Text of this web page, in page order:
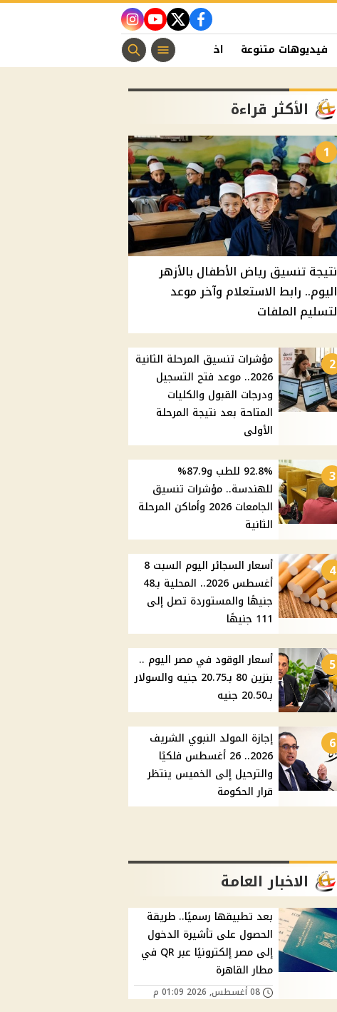
facebook
twitter
youtube
instagram
فيديوهات متنوعة اخبار الفن منوعات مسيحية
الأكثر قراءة
1
نتيجة تنسيق رياض الأطفال بالأزهر
اليوم.. رابط الاستعلام وآخر موعد
لتسليم الملفات
2
مؤشرات تنسيق المرحلة الثانية
2026.. موعد فتح التسجيل
ودرجات القبول والكليات
المتاحة بعد نتيجة المرحلة
الأولى
3
92.8% للطب و87.9%
للهندسة.. مؤشرات تنسيق
الجامعات 2026 وأماكن المرحلة
الثانية
4
أسعار السجائر اليوم السبت 8
أغسطس 2026.. المحلية بـ48
جنيهًا والمستوردة تصل إلى
111 جنيهًا
5
أسعار الوقود في مصر اليوم ..
بنزين 80 بـ20.75 جنيه والسولار
بـ20.50 جنيه
6
إجازة المولد النبوي الشريف
2026.. 26 أغسطس فلكيًا
والترحيل إلى الخميس ينتظر
قرار الحكومة
الاخبار العامة
بعد تطبيقها رسميًا.. طريقة
الحصول على تأشيرة الدخول
إلى مصر إلكترونيًا عبر QR في
مطار القاهرة
08 أغسطس, 2026 01:09 م